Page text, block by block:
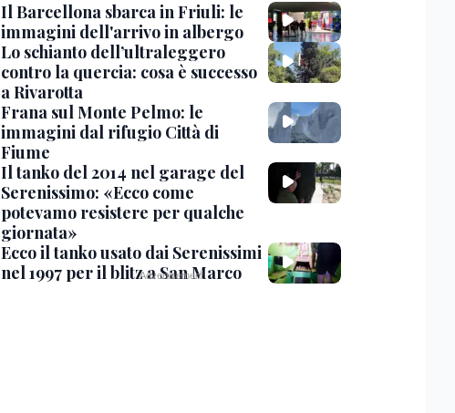
Il Barcellona sbarca in Friuli: le
immagini dell'arrivo in albergo
Lo schianto dell’ultraleggero
contro la quercia: cosa è successo
a Rivarotta
Frana sul Monte Pelmo: le
immagini dal rifugio Città di
Fiume
Il tanko del 2014 nel garage del
Serenissimo: «Ecco come
potevamo resistere per qualche
giornata»
Ecco il tanko usato dai Serenissimi
nel 1997 per il blitz a San Marco